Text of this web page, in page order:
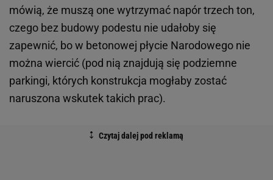
mówią, że muszą one wytrzymać napór trzech ton,
czego bez budowy podestu nie udałoby się
zapewnić, bo w betonowej płycie Narodowego nie
można wiercić (pod nią znajdują się podziemne
parkingi, których konstrukcja mogłaby zostać
naruszona wskutek takich prac).